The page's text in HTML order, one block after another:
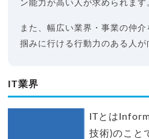
ン能力が高い人が求められます
また、幅広い業界・事業の仲
掴みに行ける行動力のある人が
IT業界
ITとは
技術)のこと